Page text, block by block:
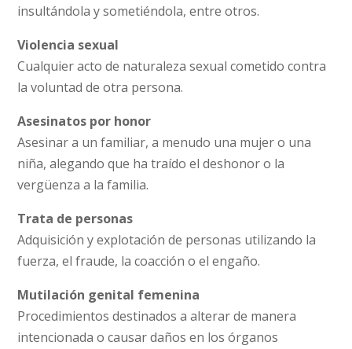
insultándola y sometiéndola, entre otros.
Violencia sexual
Cualquier acto de naturaleza sexual cometido contra
la voluntad de otra persona.
Asesinatos por honor
Asesinar a un familiar, a menudo una mujer o una
niña, alegando que ha traído el deshonor o la
vergüenza a la familia.
Trata de personas
Adquisición y explotación de personas utilizando la
fuerza, el fraude, la coacción o el engaño.
Mutilación genital femenina
Procedimientos destinados a alterar de manera
intencionada o causar daños en los órganos